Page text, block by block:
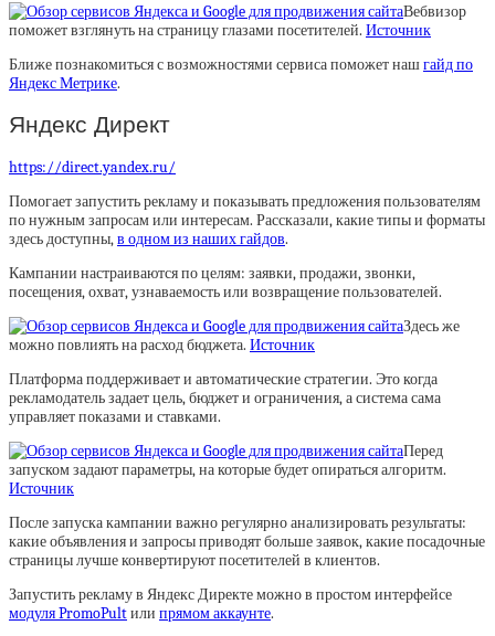
Вебвизор
поможет взглянуть на страницу глазами посетителей. Источник
Ближе познакомиться с возможностями сервиса поможет нашгайд по
Яндекс Метрике.
Яндекс Директ
https://direct.yandex.ru/
Помогает запустить рекламу и показывать предложения пользователям
по нужным запросам или интересам. Рассказали, какие типы и форматы
здесь доступны,в одном из наших гайдов.
Кампании настраиваются по целям: заявки, продажи, звонки,
посещения, охват, узнаваемость или возвращение пользователей.
Здесь же
можно повлиять на расход бюджета. Источник
Платформа поддерживает и автоматические стратегии. Это когда
рекламодатель задает цель, бюджет и ограничения, а система сама
управляет показами и ставками.
Перед
запуском задают параметры, на которые будет опираться алгоритм.
Источник
После запуска кампании важно регулярно анализировать результаты:
какие объявления и запросы приводят больше заявок, какие посадочные
страницы лучше конвертируют посетителей в клиентов.
Запустить рекламу в Яндекс Директе можно в простом интерфейсе
модуля PromoPultили прямом аккаунте.